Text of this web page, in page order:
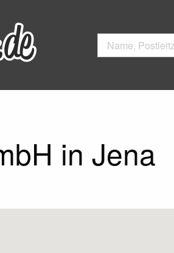
in Jena